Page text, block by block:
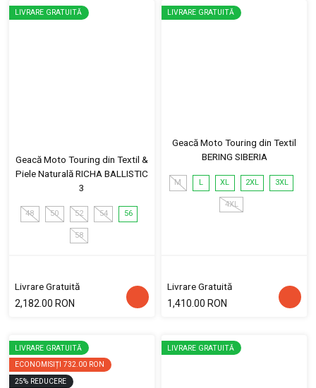
LIVRARE GRATUITĂ
Geacă Moto Touring din Textil &
Piele Naturală RICHA BALLISTIC
3
48 50 52 54 56
58
Livrare Gratuită
2,182.00 RON
LIVRARE GRATUITĂ
Geacă Moto Touring din Textil
BERING SIBERIA
M L XL 2XL 3XL
4XL
Livrare Gratuită
1,410.00 RON
LIVRARE GRATUITĂ
ECONOMISIȚI 732.00 RON
25% REDUCERE
LIVRARE GRATUITĂ